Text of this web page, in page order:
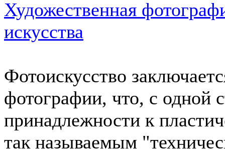
Художественная
искусства
Фотоискусство
фотографии, что, с одной
принадлежности к
так называемым